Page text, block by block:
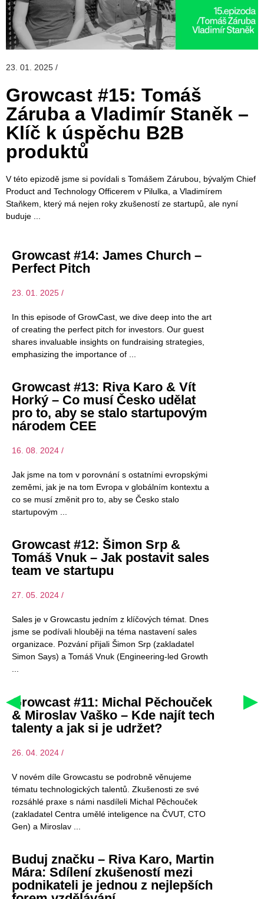
23. 01. 2025 /
Growcast #15: Tomáš
Záruba a Vladimír Staněk –
Klíč k úspěchu B2B
produktů
V této epizodě jsme si povídali s Tomášem Zárubou, bývalým Chief
Product and Technology Officerem v Pilulka, a Vladimírem
Staňkem, který má nejen roky zkušeností ze startupů, ale nyní
buduje
Growcast #14: James Church –
Perfect Pitch
23. 01. 2025 /
In this episode of GrowCast, we dive deep into the art
of creating the perfect pitch for investors. Our guest
shares invaluable insights on fundraising strategies,
emphasizing the importance of
Growcast #13: Riva Karo & Vít
Horký – Co musí Česko udělat
pro to, aby se stalo startupovým
národem CEE
16. 08. 2024 /
Jak jsme na tom v porovnání s ostatními evropskými
zeměmi, jak je na tom Evropa v globálním kontextu a
co se musí změnit pro to, aby se Česko stalo
startupovým
Growcast #12: Šimon Srp &
Tomáš Vnuk – Jak postavit sales
team ve startupu
27. 05. 2024 /
Sales je v Growcastu jedním z klíčových témat. Dnes
jsme se podívali hlouběji na téma nastavení sales
organizace. Pozvání přijali Šimon Srp (zakladatel
Simon Says) a Tomáš Vnuk (Engineering-led Growth
Growcast #11: Michal Pěchouček
& Miroslav Vaško – Kde najít tech
talenty a jak si je udržet?
26. 04. 2024 /
V novém díle Growcastu se podrobně věnujeme
tématu technologických talentů. Zkušenosti ze své
rozsáhlé praxe s námi nasdíleli Michal Pěchouček
(zakladatel Centra umělé inteligence na ČVUT, CTO
Gen) a Miroslav
Buduj značku – Riva Karo, Martin
Mára: Sdílení zkušeností mezi
podnikateli je jednou z nejlepších